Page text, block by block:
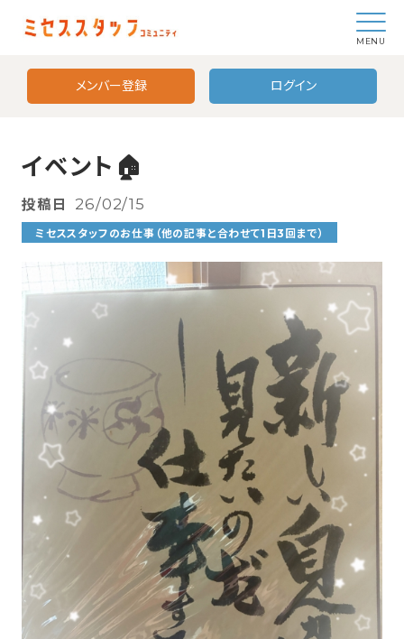
MENU
メンバー登録 ログイン
イベント🏠
投稿日 26/02/15
ミセススタッフのお仕事（他の記事と合わせて1日3回まで）